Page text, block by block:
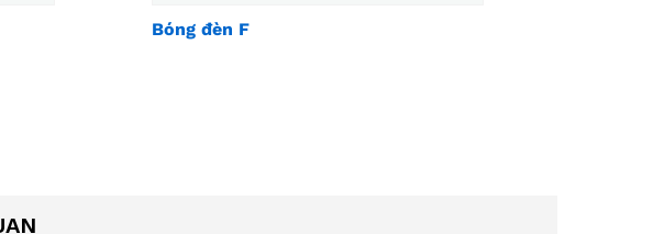
Bóng đèn F